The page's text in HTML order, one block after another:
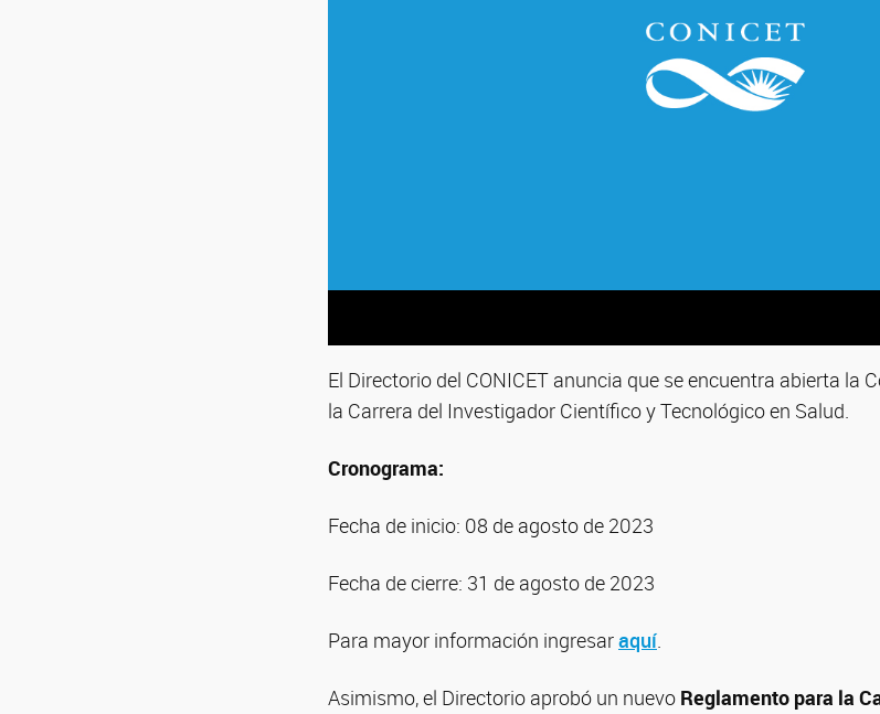
El Directorio del CONICET anuncia que se encuentra abierta la
la Carrera del Investigador Científico y Tecnológico en Salud.
Cronograma:
Fecha de inicio: 08 de agosto de 2023
Fecha de cierre: 31 de agosto de 2023
Para mayor información ingresaraquí.
Asimismo, el Directorio aprobó un nuevo Reglamento para la